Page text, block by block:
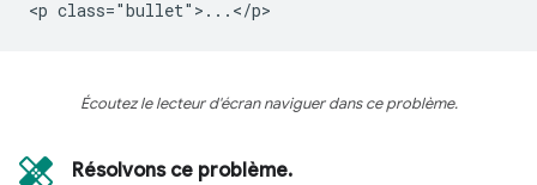
Écoutez le lecteur d'écran naviguer dans ce problème.
Résolvons ce problème.